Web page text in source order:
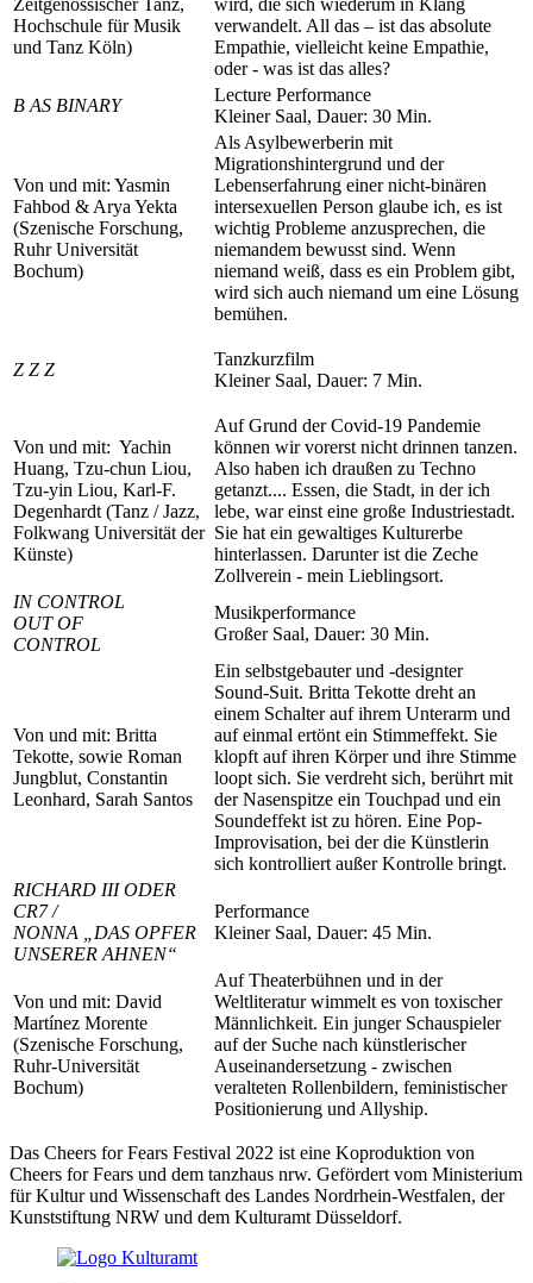
Hochschule für Musik
und Tanz Köln)
verwandelt. All das – ist das absolute
Empathie, vielleicht keine Empathie,
oder - was ist das alles?
B AS BINARY
Lecture Performance
Kleiner Saal, Dauer: 30 Min.
Von und mit: Yasmin
Fahbod & Arya Yekta
(Szenische Forschung,
Ruhr Universität
Bochum)
Als Asylbewerberin mit
Migrationshintergrund und der
Lebenserfahrung einer nicht-binären
intersexuellen Person glaube ich, es ist
wichtig Probleme anzusprechen, die
niemandem bewusst sind. Wenn
niemand weiß, dass es ein Problem gibt,
wird sich auch niemand um eine Lösung
bemühen.
Z Z Z
Tanzkurzfilm
Kleiner Saal, Dauer: 7 Min.
Von und mit: Yachin
Huang, Tzu-chun Liou,
Tzu-yin Liou, Karl-F.
Degenhardt (Tanz / Jazz,
Folkwang Universität der
Künste)
Auf Grund der Covid-19 Pandemie
können wir vorerst nicht drinnen tanzen.
Also haben ich draußen zu Techno
getanzt.... Essen, die Stadt, in der ich
lebe, war einst eine große Industriestadt.
Sie hat ein gewaltiges Kulturerbe
hinterlassen. Darunter ist die Zeche
Zollverein - mein Lieblingsort.
IN CONTROL
OUT OF
CONTROL
Musikperformance
Großer Saal, Dauer: 30 Min.
Von und mit: Britta
Tekotte, sowie Roman
Jungblut, Constantin
Leonhard, Sarah Santos
Ein selbstgebauter und -designter
Sound-Suit. Britta Tekotte dreht an
einem Schalter auf ihrem Unterarm und
auf einmal ertönt ein Stimmeffekt. Sie
klopft auf ihren Körper und ihre Stimme
loopt sich. Sie verdreht sich, berührt mit
der Nasenspitze ein Touchpad und ein
Soundeffekt ist zu hören. Eine Pop-
Improvisation, bei der die Künstlerin
sich kontrolliert außer Kontrolle bringt.
RICHARD III ODER
CR7 /
NONNA „DAS OPFER
UNSERER AHNEN“
Performance
Kleiner Saal, Dauer: 45 Min.
Von und mit: David
Martínez Morente
(Szenische Forschung,
Ruhr-Universität
Bochum)
Auf Theaterbühnen und in der
Weltliteratur wimmelt es von toxischer
Männlichkeit. Ein junger Schauspieler
auf der Suche nach künstlerischer
Auseinandersetzung - zwischen
veralteten Rollenbildern, feministischer
Positionierung und Allyship.
Das Cheers for Fears Festival 2022 ist eine Koproduktion von
Cheers for Fears und dem tanzhaus nrw. Gefördert vom Ministerium
für Kultur und Wissenschaft des Landes Nordrhein-Westfalen, der
Kunststiftung NRW und dem Kulturamt Düsseldorf.